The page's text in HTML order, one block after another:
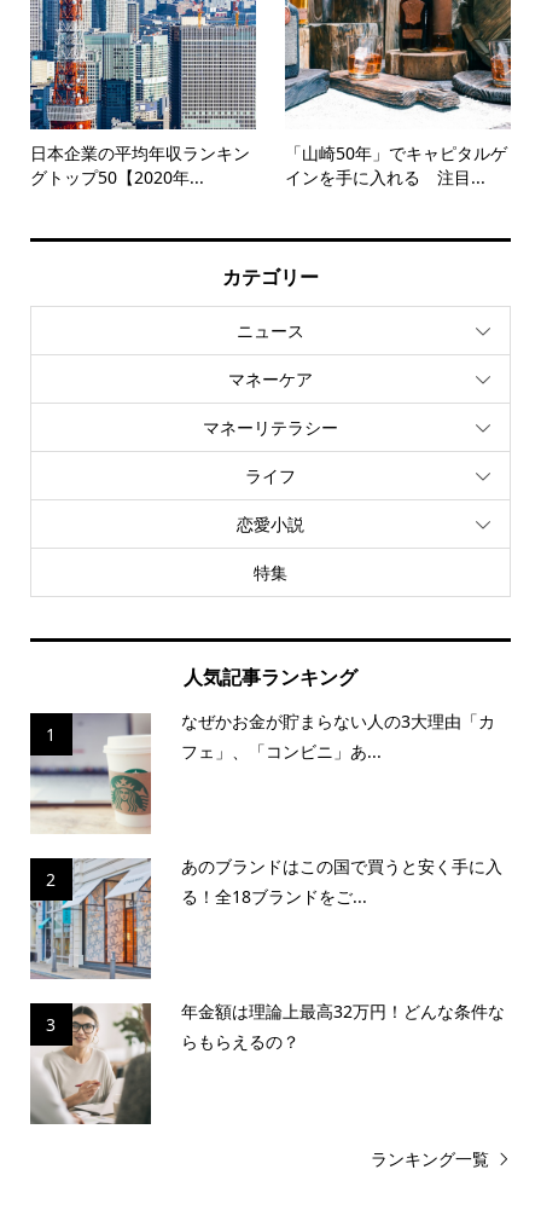
日本企業の平均年収ランキン
グトップ50【2020年...
「山崎50年」でキャピタルゲ
インを手に入れる 注目...
カテゴリー
ニュース
マネーケア
マネーリテラシー
ライフ
恋愛小説
特集
人気記事ランキング
1
なぜかお金が貯まらない人の3大理由「カ
フェ」、「コンビニ」あ...
2
あのブランドはこの国で買うと安く手に入
る！全18ブランドをご...
3
年金額は理論上最高32万円！どんな条件な
らもらえるの？
ランキング一覧